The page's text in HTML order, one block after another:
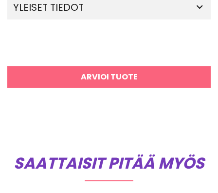
YLEISET TIEDOT
ARVIOI TUOTE
SAATTAISIT PITÄÄ MYÖS